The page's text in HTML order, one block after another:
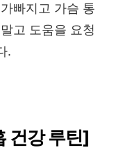
빠지고 가슴 통
고 도움을 요청
.
건강 루틴]